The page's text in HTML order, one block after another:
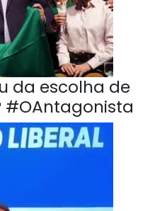
da escolha de
#OAntagonista